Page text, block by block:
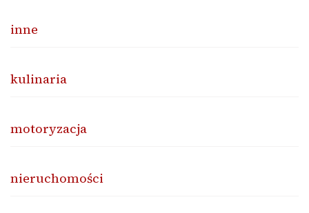
inne
kulinaria
motoryzacja
nieruchomości